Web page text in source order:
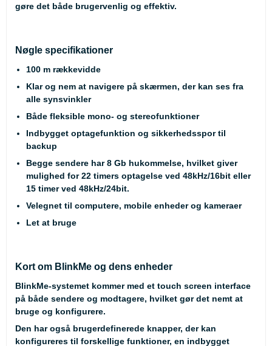
gøre det både brugervenlig og effektiv.
Nøgle specifikationer
100 m rækkevidde
Klar og nem at navigere på skærmen, der kan ses fra
alle synsvinkler
Både fleksible mono- og stereofunktioner
Indbygget optagefunktion og sikkerhedsspor til
backup
Begge sendere har 8 Gb hukommelse, hvilket giver
mulighed for 22 timers optagelse ved 48kHz/16bit eller
15 timer ved 48kHz/24bit.
Velegnet til computere, mobile enheder og kameraer
Let at bruge
Kort om BlinkMe og dens enheder
BlinkMe-systemet kommer med et touch screen interface
på både sendere og modtagere, hvilket gør det nemt at
bruge og konfigurere.
Den har også brugerdefinerede knapper, der kan
konfigureres til forskellige funktioner, en indbygget